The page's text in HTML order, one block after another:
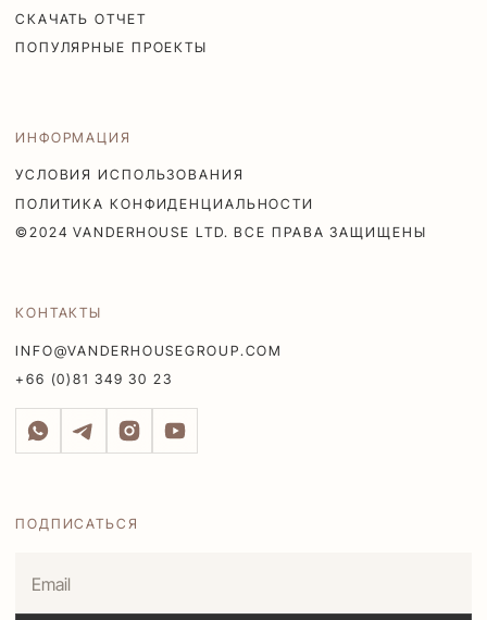
ИНФОРМАЦИЯ
УСЛОВИЯ ИСПОЛЬЗОВАНИЯ
ПОЛИТИКА КОНФИДЕНЦИАЛЬНОСТИ
©2024 VANDERHOUSE LTD. ВСЕ ПРАВА ЗАЩИЩЕНЫ
СКАЧАТЬ ОТЧЕТ
ПОПУЛЯРНЫЕ ПРОЕКТЫ
КОНТАКТЫ
INFO@VANDERHOUSEGROUP.COM
+66 (0)81 349 30 23
ПОДПИСАТЬСЯ